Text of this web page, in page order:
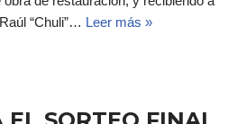
“Chuli”… Leer más »